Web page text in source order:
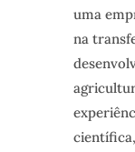
uma
na